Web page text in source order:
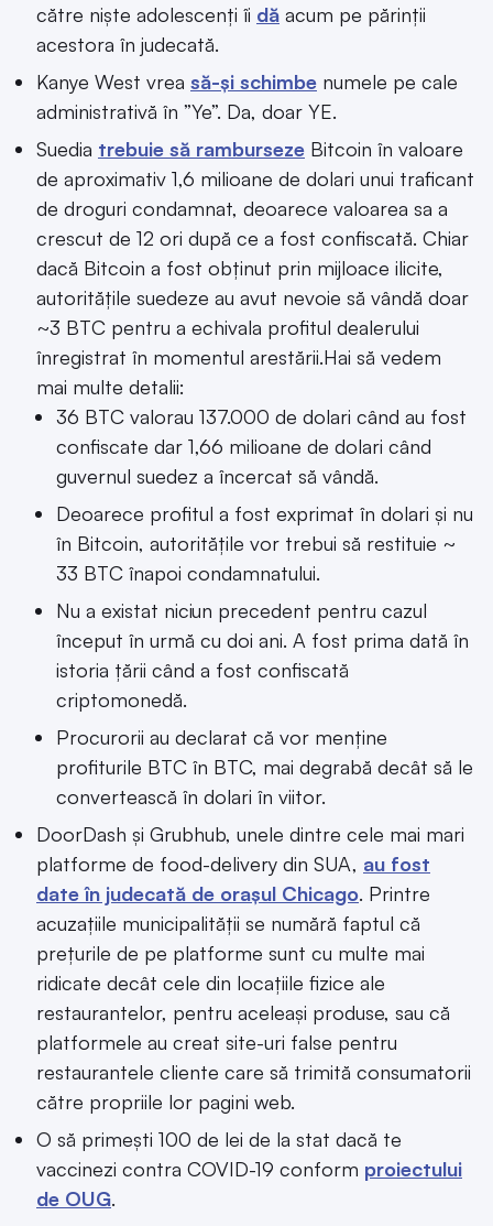
către niște adolescenți îi dă acum pe părinții
acestora în judecată.
Kanye West vrea să-și schimbe numele pe cale
administrativă în ”Ye”. Da, doar YE.
Suedia trebuie să ramburseze Bitcoin în valoare
de aproximativ 1,6 milioane de dolari unui traficant
de droguri condamnat, deoarece valoarea sa a
crescut de 12 ori după ce a fost confiscată. Chiar
dacă Bitcoin a fost obținut prin mijloace ilicite,
autoritățile suedeze au avut nevoie să vândă doar
~3 BTC pentru a echivala profitul dealerului
înregistrat în momentul arestării.Hai să vedem
mai multe detalii:
36 BTC valorau 137.000 de dolari când au fost
confiscate dar 1,66 milioane de dolari când
guvernul suedez a încercat să vândă.
Deoarece profitul a fost exprimat în dolari și nu
în Bitcoin, autoritățile vor trebui să restituie ~
33 BTC înapoi condamnatului.
Nu a existat niciun precedent pentru cazul
început în urmă cu doi ani. A fost prima dată în
istoria țării când a fost confiscată
criptomonedă.
Procurorii au declarat că vor menține
profiturile BTC în BTC, mai degrabă decât să le
convertească în dolari în viitor.
DoorDash și Grubhub, unele dintre cele mai mari
platforme de food-delivery din SUA, au fost
date în judecată de orașul Chicago. Printre
acuzațiile municipalității se numără faptul că
prețurile de pe platforme sunt cu multe mai
ridicate decât cele din locațiile fizice ale
restaurantelor, pentru aceleași produse, sau că
platformele au creat site-uri false pentru
restaurantele cliente care să trimită consumatorii
către propriile lor pagini web.
O să primești 100 de lei de la stat dacă te
vaccinezi contra COVID-19 conform proiectului
de OUG.